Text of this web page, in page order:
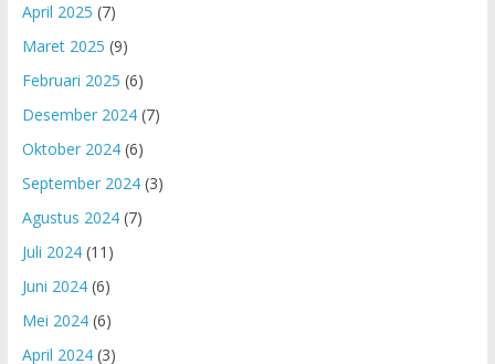
April 2025 (7)
Maret 2025 (9)
Februari 2025 (6)
Desember 2024(7)
Oktober 2024(6)
September 2024(3)
Agustus 2024(7)
Juli 2024(11)
Juni 2024(6)
Mei 2024(6)
April 2024(3)